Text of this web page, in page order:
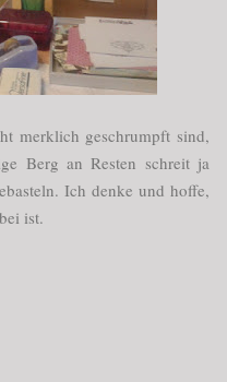
merklich geschrumpft sind,
Berg an Resten schreit ja
Ich denke und hoffe,
ist.